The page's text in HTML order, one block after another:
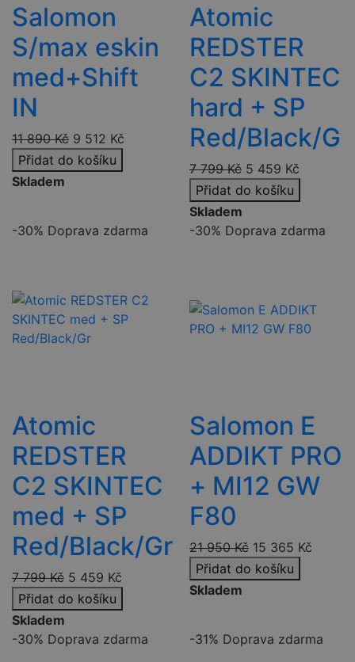
Salomon
S/max eskin
med+Shift
IN
11 890Kč 9 512 Kč
Přidat do košíku
Skladem
Atomic
REDSTER
C2 SKINTEC
hard + SP
Red/Black/G
7 799Kč 5 459 Kč
Přidat do košíku
Skladem
-30% Doprava zdarma
Atomic
REDSTER
C2 SKINTEC
med + SP
Red/Black/Gr
7 799Kč 5 459 Kč
Přidat do košíku
Skladem
-30% Doprava zdarma
Salomon E
ADDIKT PRO
+ MI12 GW
F80
21 950Kč 15 365 Kč
Přidat do košíku
Skladem
-30% Doprava zdarma -31% Doprava zdarma